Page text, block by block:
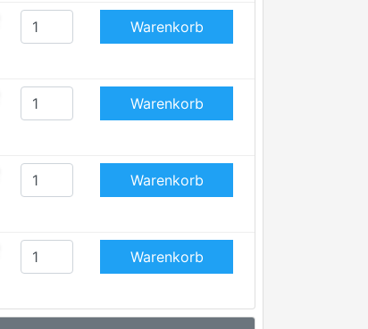
Warenkorb
Warenkorb
Warenkorb
Warenkorb